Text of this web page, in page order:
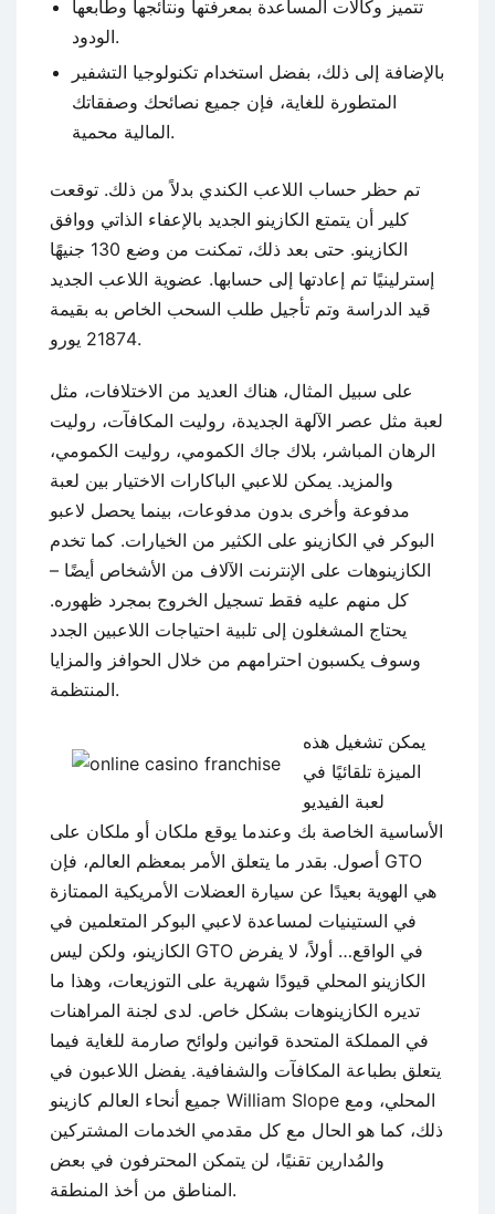
تتميز وكالات المساعدة بمعرفتها ونتائجها وطابعها
الودود.
بالإضافة إلى ذلك، بفضل استخدام تكنولوجيا التشفير
المتطورة للغاية، فإن جميع نصائحك وصفقاتك
المالية محمية.
تم حظر حساب اللاعب الكندي بدلاً من ذلك. توقعت
كلير أن يتمتع الكازينو الجديد بالإعفاء الذاتي ووافق
الكازينو. حتى بعد ذلك، تمكنت من وضع 130 جنيهًا
إسترلينيًا تم إعادتها إلى حسابها. عضوية اللاعب الجديد
قيد الدراسة وتم تأجيل طلب السحب الخاص به بقيمة
21874 يورو.
على سبيل المثال، هناك العديد من الاختلافات، مثل
لعبة مثل عصر الآلهة الجديدة، روليت المكافآت، روليت
الرهان المباشر، بلاك جاك الكمومي، روليت الكمومي،
والمزيد. يمكن للاعبي الباكارات الاختيار بين لعبة
مدفوعة وأخرى بدون مدفوعات، بينما يحصل لاعبو
البوكر في الكازينو على الكثير من الخيارات. كما تخدم
الكازينوهات على الإنترنت الآلاف من الأشخاص أيضًا –
كل منهم عليه فقط تسجيل الخروج بمجرد ظهوره.
يحتاج المشغلون إلى تلبية احتياجات اللاعبين الجدد
وسوف يكسبون احترامهم من خلال الحوافز والمزايا
المنتظمة.
يمكن تشغيل هذه
الميزة تلقائيًا في
لعبة الفيديو
الأساسية الخاصة بك وعندما يوقع ملكان أو ملكان على
أصول. بقدر ما يتعلق الأمر بمعظم العالم، فإن GTO
هي الهوية بعيدًا عن سيارة العضلات الأمريكية الممتازة
في الستينيات لمساعدة لاعبي البوكر المتعلمين في
الكازينو، ولكن ليس GTO في الواقع… أولاً، لا يفرض
الكازينو المحلي قيودًا شهرية على التوزيعات، وهذا ما
تديره الكازينوهات بشكل خاص. لدى لجنة المراهنات
في المملكة المتحدة قوانين ولوائح صارمة للغاية فيما
يتعلق بطباعة المكافآت والشفافية. يفضل اللاعبون في
جميع أنحاء العالم كازينو William Slope المحلي، ومع
ذلك، كما هو الحال مع كل مقدمي الخدمات المشتركين
والمُدارين تقنيًا، لن يتمكن المحترفون في بعض
المناطق من أخذ المنطقة.